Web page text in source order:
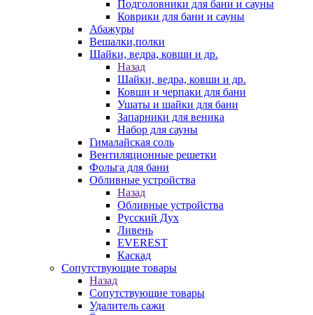
Подголовники для бани и сауны
Коврики для бани и сауны
Абажуры
Вешалки,полки
Шайки, ведра, ковши и др.
Назад
Шайки, ведра, ковши и др.
Ковши и черпаки для бани
Ушаты и шайки для бани
Запарники для веника
Набор для сауны
Гималайская соль
Вентиляционные решетки
Фольга для бани
Обливные устройства
Назад
Обливные устройства
Русский Дух
Ливень
EVEREST
Каскад
Сопутствующие товары
Назад
Сопутствующие товары
Удалитель сажи